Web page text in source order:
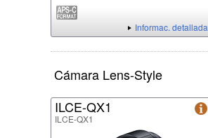
Informac. detallada
Cámara Lens-Style
ILCE-QX1
ILCE-QX1